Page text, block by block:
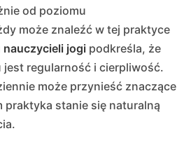
od poziomu
może znaleźć w tej praktyce
nauczycieli jogi podkreśla, że
jest regularność i cierpliwość.
może przynieść znaczące
praktyka stanie się naturalną